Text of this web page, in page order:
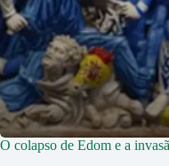
O colapso de Edom e a